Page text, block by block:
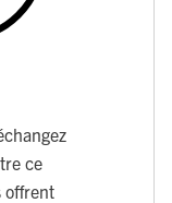
ce
offrent